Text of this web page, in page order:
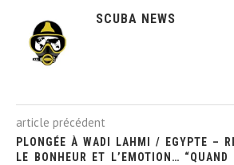
SCUBA NEWS
article précédent
PLONGÉE À WADI LAHMI / EGYPTE –
LE BONHEUR ET L’EMOTION… “QUAND